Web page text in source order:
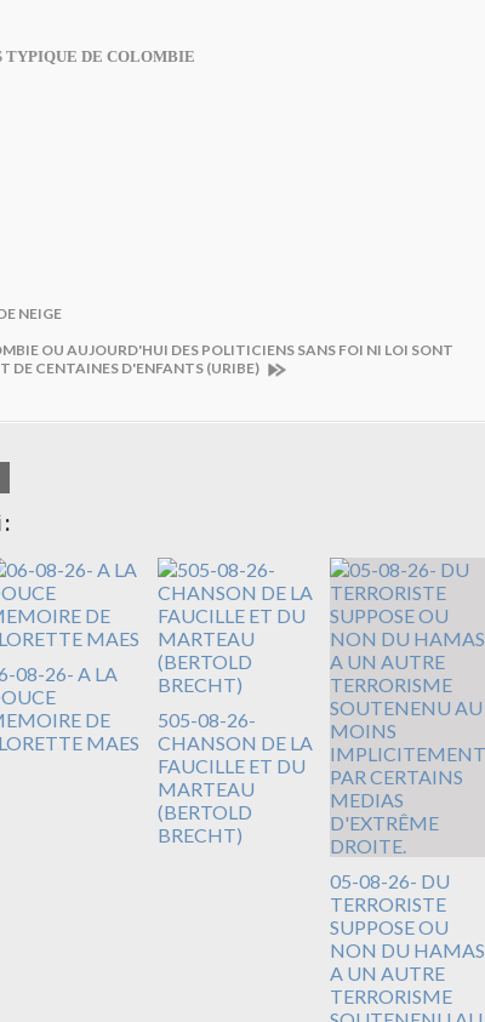
TYPIQUE DE COLOMBIE
NEIGE
OU AUJOURD'HUI DES POLITICIENS SANS FOI NI LOI SONT
DE CENTAINES D'ENFANTS (URIBE)
08-26- A LA
DE
MAES
505-08-26-
CHANSON DE LA
FAUCILLE ET DU
MARTEAU
(BERTOLD
BRECHT)
05-08-26- DU
TERRORISTE
SUPPOSE OU
NON DU HAMAS
A UN AUTRE
TERRORISME